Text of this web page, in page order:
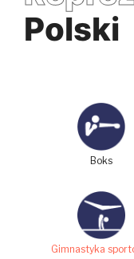
Polski
Boks
Gimnastyka